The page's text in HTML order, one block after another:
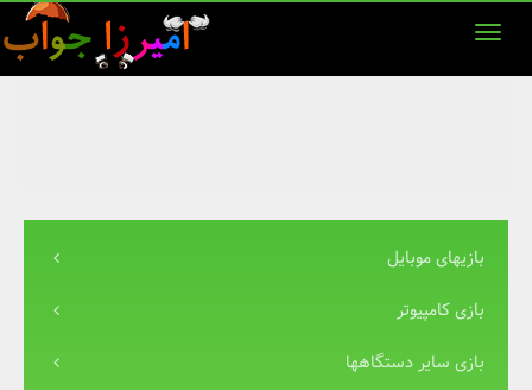
بازیهای موبایل
بازی کامپیوتر
بازی سایر دستگاهها